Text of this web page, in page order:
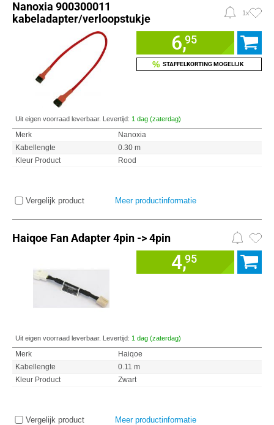
Nanoxia 900300011
kabeladapter/verloopstukje
1x
6,95
% STAFFELKORTING MOGELIJK
Uit eigen voorraad leverbaar. Levertijd: 1 dag (zaterdag)
Merk
Nanoxia
Kabellengte
0.30 m
Kleur Product
Rood
Vergelijk product Meer productinformatie
Haiqoe Fan Adapter 4pin -> 4pin
4,95
Uit eigen voorraad leverbaar. Levertijd: 1 dag (zaterdag)
Merk
Haiqoe
Kabellengte
0.11 m
Kleur Product
Zwart
Vergelijk product Meer productinformatie